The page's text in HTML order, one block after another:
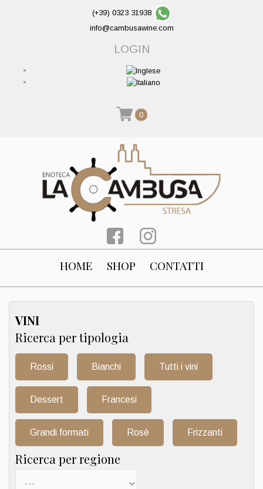
(+39) 0323 31938
info@cambusawine.com
LOGIN
0
HOME SHOP CONTATTI
VINI
Ricerca per tipologia
Rossi Bianchi Tutti i vini
Dessert Francesi
Grandi formati Rosè Frizzanti
Ricerca per regione